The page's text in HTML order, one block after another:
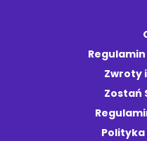
Zwroty
Zostań